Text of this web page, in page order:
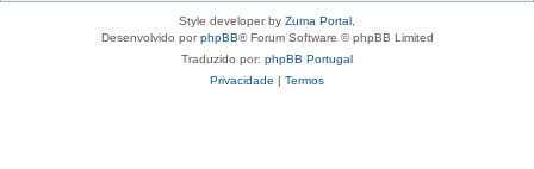
Style developer by Zuma Portal
Desenvolvido porphpBB® Forum Software © phpBB Limited
Traduzido por: phpBB Portugal
Privacidade | Termos